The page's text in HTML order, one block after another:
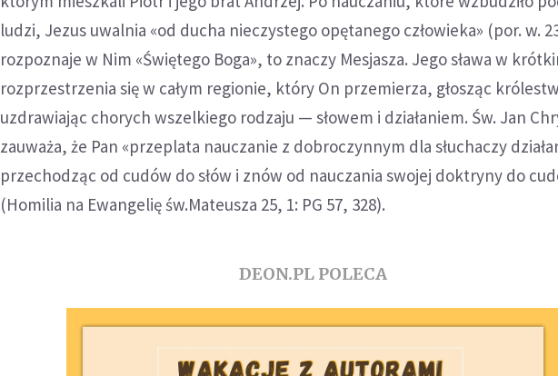
ludzi, Jezus uwalnia «od ducha nieczystego opętanego człowieka» (por. w.
rozpoznaje w Nim «Świętego Boga», to znaczy Mesjasza. Jego sława w
rozprzestrzenia się w całym regionie, który On przemierza, głosząc
uzdrawiając chorych wszelkiego rodzaju — słowem i działaniem. Św. Jan
zauważa, że Pan «przeplata nauczanie z dobroczynnym dla słuchaczy
przechodząc od cudów do słów i znów od nauczania swojej doktryny do
(Homilia na Ewangelię św.Mateusza 25, 1: PG 57, 328).
DEON.PL POLECA